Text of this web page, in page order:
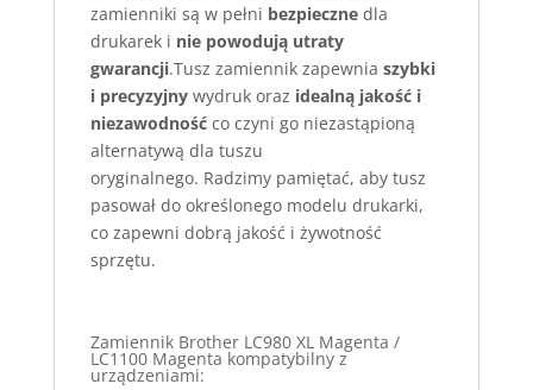
zamienniki są w pełni bezpiecznedla
drukarek i nie powodują utraty
gwarancji.Tusz zamiennik zapewnia szybki
i precyzyjnywydruk oraz idealną jakość i
niezawodnośćco czyni go niezastąpioną
alternatywą dla tuszu
oryginalnego. Radzimy pamiętać, aby tusz
pasował do określonego modelu drukarki,
co zapewni dobrą jakość i żywotność
sprzętu.
Zamiennik Brother LC980 XL Magenta /
LC1100 Magenta kompatybilny z
urządzeniami: